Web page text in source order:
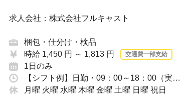
求人会社：株式会社フルキャスト
梱包・仕分け・検品
時給 1,450 円 ～ 1,813 円
交通費一部支給
1日のみ
【シフト例】日勤・09：00～18：00（実…
月曜 火曜 水曜 木曜 金曜 土曜 日曜 祝日